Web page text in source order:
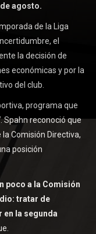
agosto.
de la Liga
el
la decisión de
económicas y por la
del club.
programa que
Spahn reconoció que
Comisión Directiva,
posición
poco a la Comisión
tratar de
en la segunda